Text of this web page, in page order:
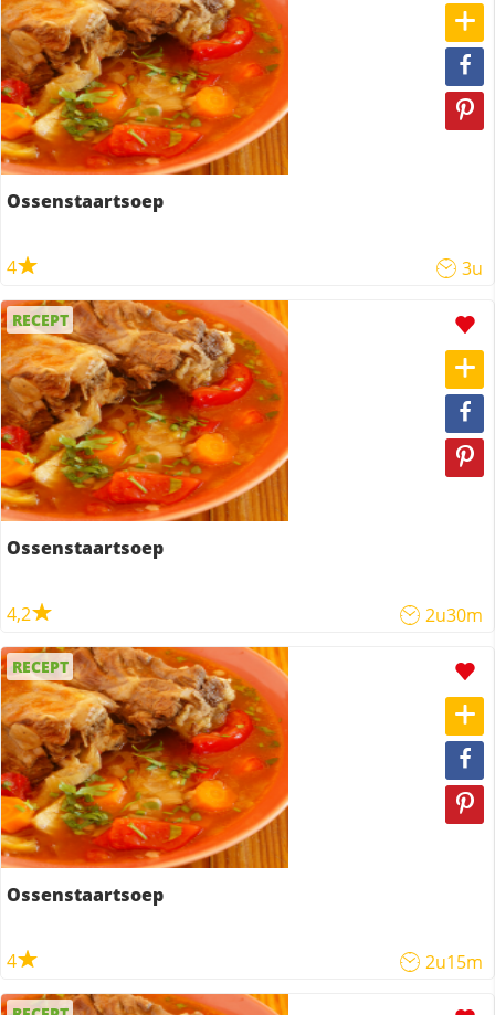
Ossenstaartsoep
4 3u
RECEPT
Ossenstaartsoep
4,2 2u30m
RECEPT
Ossenstaartsoep
4 2u15m